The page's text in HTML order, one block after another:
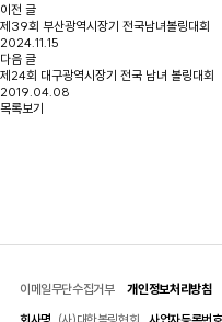
이전 글
제39회 부산광역시장기 전국남녀볼링대회
2024.11.15
다음 글
제24회 대구광역시장기 전국 남녀 볼링대회
2019.04.08
목록보기
이메일무단수집거부 개인정보처리방침